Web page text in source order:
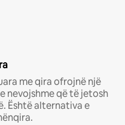
me qira ofrojnë një
nevojshme që të jetosh
Është alternativa e